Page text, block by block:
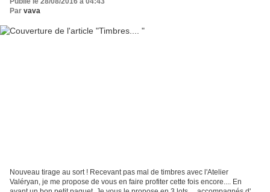
Par vava
Nouveau tirage au sort ! Recevant pas mal de timbres avec l'Atelier
Valéryan, je me propose de vous en faire profiter cette fois encore.... En